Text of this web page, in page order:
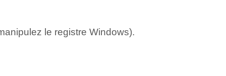
le registre Windows).